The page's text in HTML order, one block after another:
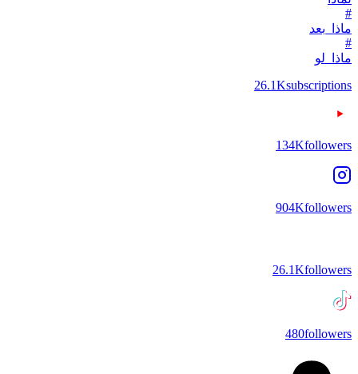
#
ماذا_بعد
#
ماذا_لو
26.1Ksubscriptions
134Kfollowers
904Kfollowers
26.1Kfollowers
480followers